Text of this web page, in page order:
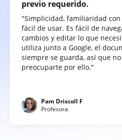
previo requerido.
"Simplicidad, familiaridad
fácil de usar. Es fácil de
cambios y editar lo que
utiliza junto a Google, el
siempre se guarda, así que
preocuparte por ello."
Pam Driscoll F
Profesora